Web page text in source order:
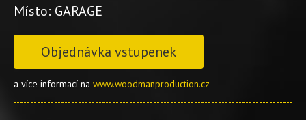
Místo: GARAGE
Objednávka vstupenek
a více informací na www.woodmanproduction.cz